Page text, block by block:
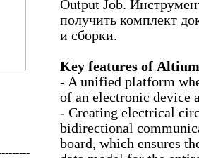
Output Job.
получить комплект
и сборки.
Key features of
- A unified platform
of an electronic device
- Creating electrical
bidirectional
board, which ensures